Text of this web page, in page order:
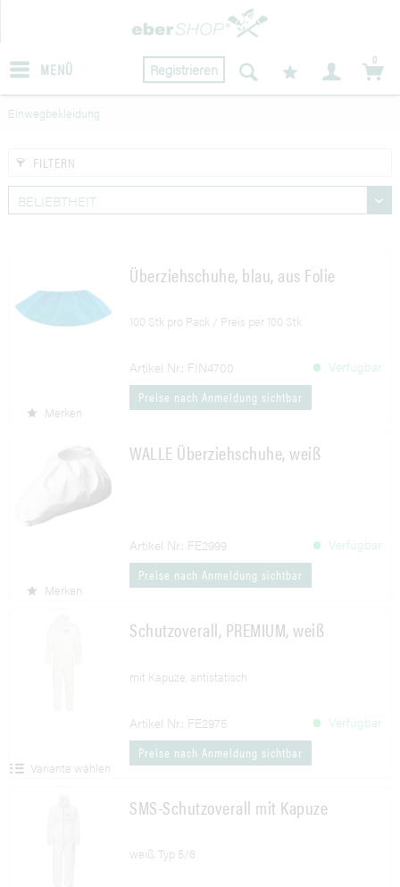
MENÜ Registrieren
0
Einwegbekleidung
FILTERN
Überziehschuhe, blau, aus Folie
100 Stk pro Pack / Preis per 100 Stk
Artikel Nr.: FIN4700
Verfügbar
Preise nach Anmeldung sichtbar
Merken
WALLE Überziehschuhe, weiß
Artikel Nr.: FE2999
Verfügbar
Preise nach Anmeldung sichtbar
Merken
Schutzoverall, PREMIUM, weiß
mit Kapuze, antistatisch
Artikel Nr.: FE2975
Verfügbar
Preise nach Anmeldung sichtbar
Variante wählen
SMS-Schutzoverall mit Kapuze
weiß, Typ 5/6